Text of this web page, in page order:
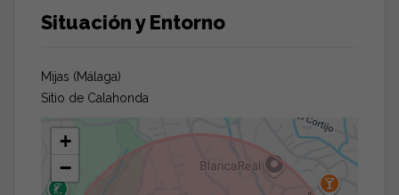
Situación y Entorno
Mijas (Málaga)
Sitio de Calahonda
+
−